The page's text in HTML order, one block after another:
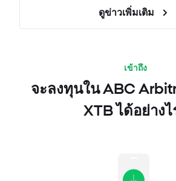
ดูข่าวเพิ่มเติม
เข้าถึง
จะลงทุนใน ABC
XTB ได้อย่างไ